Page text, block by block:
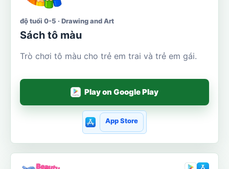
độ tuổi 0-5 · Drawing and Art
Sách tô màu
Trò chơi tô màu cho trẻ em trai và trẻ em gái.
Play on Google Play
App Store